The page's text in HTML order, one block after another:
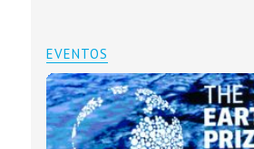
EVENTOS